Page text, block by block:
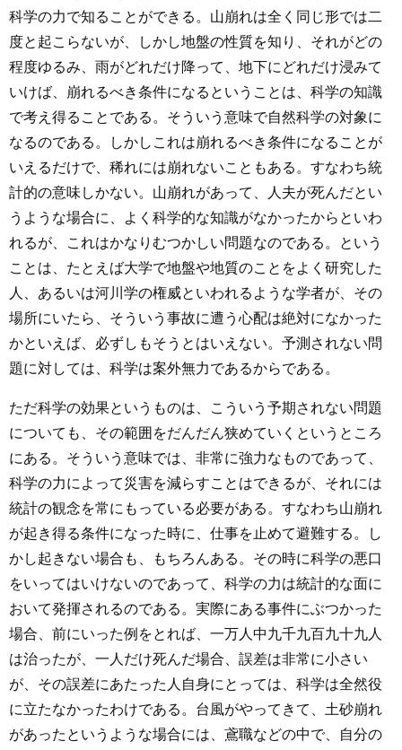
科学の力で知ることができる。山崩れは全く同じ形では二
度と起こらないが、しかし地盤の性質を知り、それがどの
程度ゆるみ、雨がどれだけ降って、地下にどれだけ浸みて
いけば、崩れるべき条件になるということは、科学の知識
で考え得ることである。そういう意味で自然科学の対象に
なるのである。しかしこれは崩れるべき条件になることが
いえるだけで、稀れには崩れないこともある。すなわち統
計的の意味しかない。山崩れがあって、人夫が死んだとい
うような場合に、よく科学的な知識がなかったからといわ
れるが、これはかなりむつかしい問題なのである。という
ことは、たとえば大学で地盤や地質のことをよく研究した
人、あるいは河川学の権威といわれるような学者が、その
場所にいたら、そういう事故に遭う心配は絶対になかった
かといえば、必ずしもそうとはいえない。予測されない問
題に対しては、科学は案外無力であるからである。
ただ科学の効果というものは、こういう予期されない問題
についても、その範囲をだんだん狭めていくというところ
にある。そういう意味では、非常に強力なものであって、
科学の力によって災害を減らすことはできるが、それには
統計の観念を常にもっている必要がある。すなわち山崩れ
が起き得る条件になった時に、仕事を止めて避難する。し
かし起きない場合も、もちろんある。その時に科学の悪口
をいってはいけないのであって、科学の力は統計的な面に
おいて発揮されるのである。実際にある事件にぶつかった
場合、前にいった例をとれば、一万人中九千九百九十九人
は治ったが、一人だけ死んだ場合、誤差は非常に小さい
が、その誤差にあたった人自身にとっては、科学は全然役
に立たなかったわけである。台風がやってきて、土砂崩れ
があったというような場合には、鳶職などの中で、自分の